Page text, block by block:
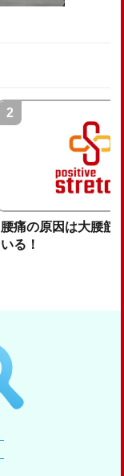
腰痛の原因は大腰筋
いる！